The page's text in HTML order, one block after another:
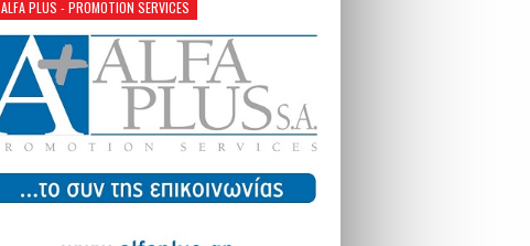
ALFA PLUS - PROMOTION SERVICES